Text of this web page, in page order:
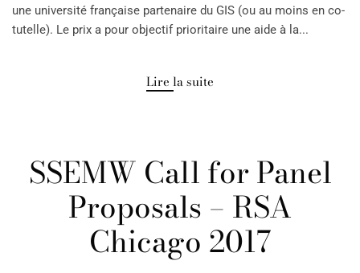
une université française partenaire du GIS (ou au moins en co-
tutelle). Le prix a pour objectif prioritaire une aide à la...
Lire la suite
SSEMW Call for Panel
Proposals – RSA
Chicago 2017